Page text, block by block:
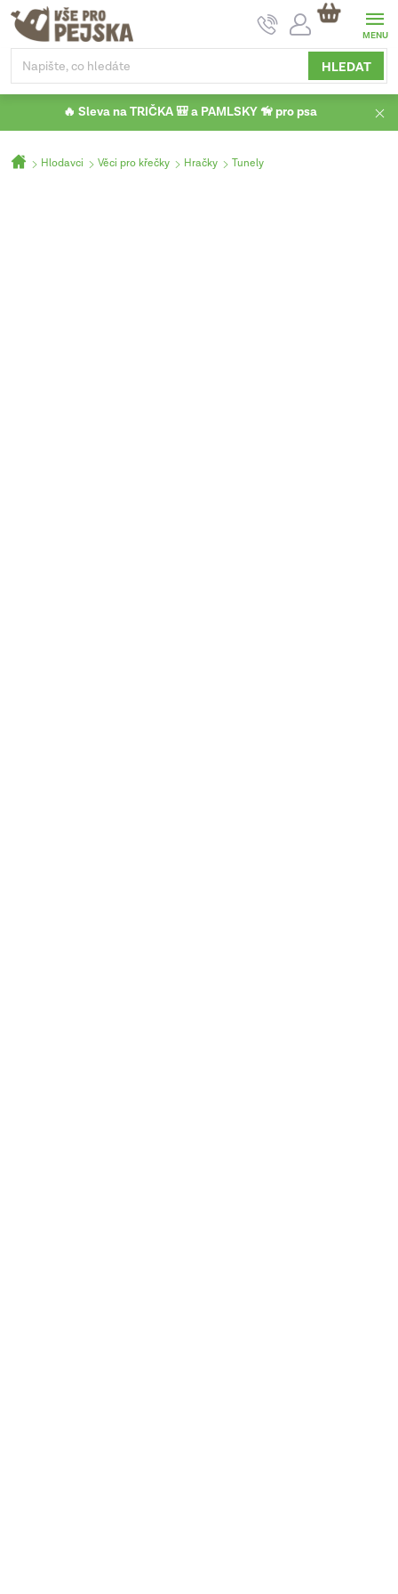
Přejít
obsah
HLEDAT
NÁKUPNÍ
KOŠÍK
🔥 Sleva na TRIČKA 🎒 a PAMLSKY 🦮 pro psa
Domů
Hlodavci Věci pro křečky Hračky Tunely